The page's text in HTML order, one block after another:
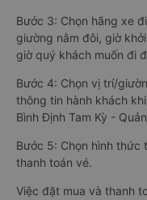
Bước 3: Chọn hãng xe
giường nằm đôi, giờ
giờ quý khách muốn đi
Bước 4: Chọn vị trí/
thông tin hành khách
Bình Định Tam Kỳ -
Bước 5: Chọn hình thức
thanh toán vé.
Việc đặt mua và thanh